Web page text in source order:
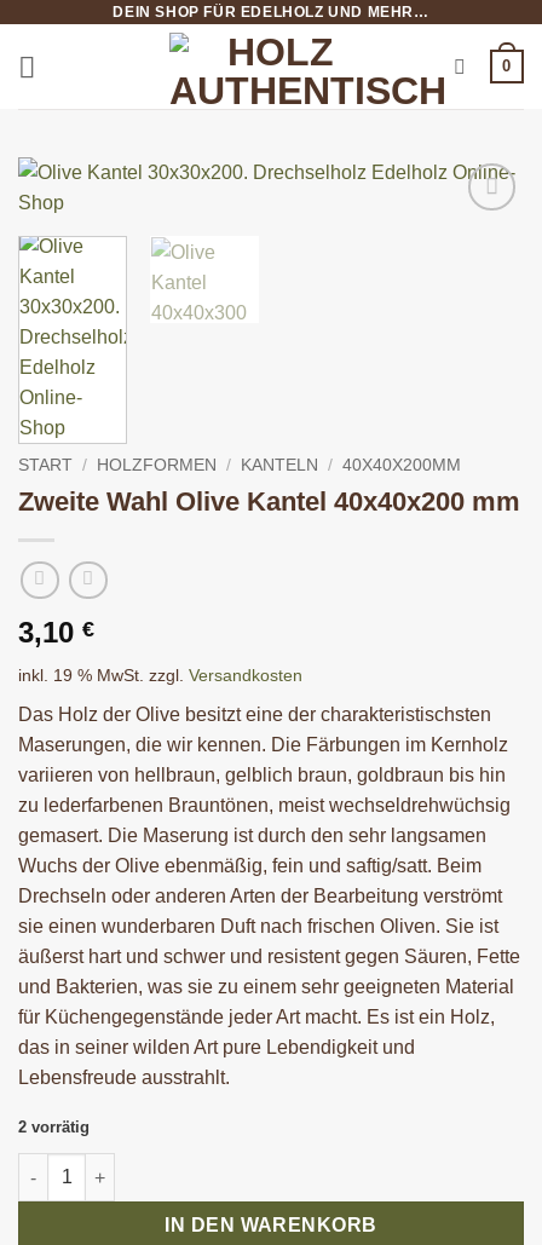
springen
DEIN SHOP FÜR EDELHOLZ UND MEHR…
0
START / HOLZFORMEN / KANTELN / 40X40X200MM
Zweite Wahl Olive Kantel 40x40x200 mm
3,10 €
inkl. 19 % MwSt. zzgl. Versandkosten
Das Holz der Olive besitzt eine der charakteristischsten
Maserungen, die wir kennen. Die Färbungen im Kernholz
variieren von hellbraun, gelblich braun, goldbraun bis hin
zu lederfarbenen Brauntönen, meist wechseldrehwüchsig
gemasert. Die Maserung ist durch den sehr langsamen
Wuchs der Olive ebenmäßig, fein und saftig/satt. Beim
Drechseln oder anderen Arten der Bearbeitung verströmt
sie einen wunderbaren Duft nach frischen Oliven. Sie ist
äußerst hart und schwer und resistent gegen Säuren, Fette
und Bakterien, was sie zu einem sehr geeigneten Material
für Küchengegenstände jeder Art macht. Es ist ein Holz,
das in seiner wilden Art pure Lebendigkeit und
Lebensfreude ausstrahlt.
2 vorrätig
Zweite Wahl Olive Kantel 40x40x200 mm Menge
IN DEN WARENKORB